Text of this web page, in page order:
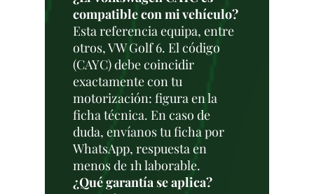
compatible con mi vehículo?
Esta referencia equipa, entre
otros, VW Golf 6. El código
(CAYC) debe coincidir
exactamente con tu
motorización: figura en la
ficha técnica. En caso de
duda, envíanos tu ficha por
WhatsApp, respuesta en
menos de 1h laborable.
¿Qué garantía se aplica?